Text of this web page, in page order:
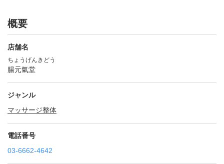
概要
店舗名
ちょうげんきどう
腸元氣堂
ジャンル
マッサージ整体
電話番号
03-6662-4642